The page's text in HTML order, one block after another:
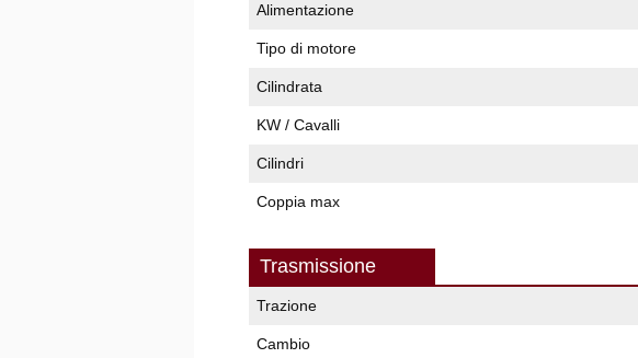
Alimentazione
Tipo di motore
Cilindrata
KW / Cavalli
Cilindri
Coppia max
Trasmissione
Trazione
Cambio